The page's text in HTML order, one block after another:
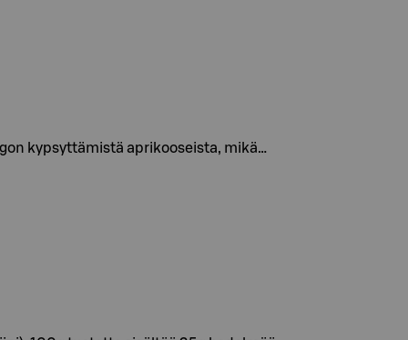
kypsyttämistä aprikooseista, mikä…